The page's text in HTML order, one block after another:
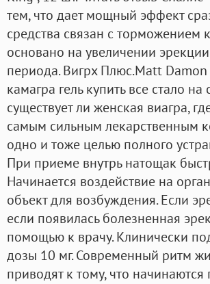
тем, что дает мощный эффект
средства связан с торможением
основано на увеличении
периода. Вигрх Плюс.Matt
камагра гель купить все стало
существует ли женская виагра,
самым сильным лекарственным
одно и тоже целью полного
При приеме внутрь натощак
Начинается воздействие на
объект для возбуждения. Если
если появилась болезненная
помощью к врачу. Клинически
дозы 10 мг. Современный ритм
приводят к тому, что